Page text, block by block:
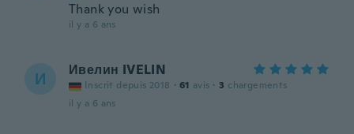
Thank you wish
il y a 6 ans
И Ивелин IVELIN
Inscrit depuis 2018 · 61 avis · 3 chargements
il y a 6 ans